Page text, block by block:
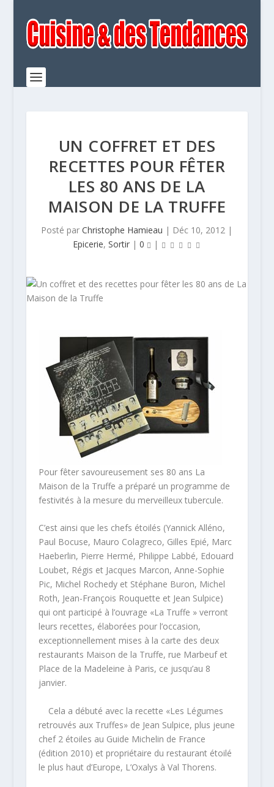
UN COFFRET ET DES
RECETTES POUR FÊTER
LES 80 ANS DE LA
MAISON DE LA TRUFFE
Posté parChristophe Hamieau | Déc 10, 2012 |
Epicerie, Sortir| 0 |
Pour fêter savoureusement ses 80 ans La
Maison de la Truffe a préparé un programme de
festivités à la mesure du merveilleux tubercule.
C’est ainsi que les chefs étoilés (Yannick Alléno,
Paul Bocuse, Mauro Colagreco, Gilles Epié, Marc
Haeberlin, Pierre Hermé, Philippe Labbé, Edouard
Loubet, Régis et Jacques Marcon, Anne-Sophie
Pic, Michel Rochedy et Stéphane Buron, Michel
Roth, Jean-François Rouquette et Jean Sulpice)
qui ont participé à l’ouvrage «La Truffe » verront
leurs recettes, élaborées pour l’occasion,
exceptionnellement mises à la carte des deux
restaurants Maison de la Truffe, rue Marbeuf et
Place de la Madeleine à Paris, ce jusqu’au 8
janvier.
Cela a débuté avec la recette «Les Légumes
retrouvés aux Truffes» de Jean Sulpice, plus jeune
chef 2 étoiles au Guide Michelin de France
(édition 2010) et propriétaire du restaurant étoilé
le plus haut d’Europe, L’Oxalys à Val Thorens.